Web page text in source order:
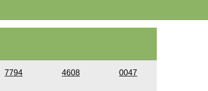
7794 4608 0047